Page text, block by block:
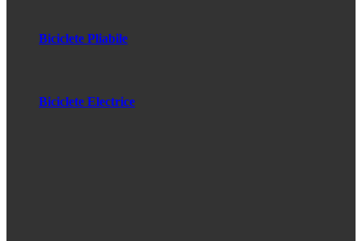
Biciclete Pliabile
Biciclete Electrice